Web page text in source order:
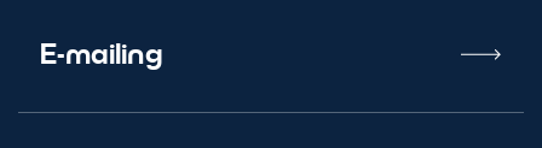
E-mailing